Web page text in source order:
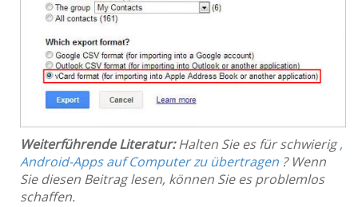
Weiterführende Literatur:Halten Sie es für schwierig,
Android-Apps auf Computer zu übertragen ? Wenn
Sie diesen Beitrag lesen, können Sie es problemlos
schaffen.